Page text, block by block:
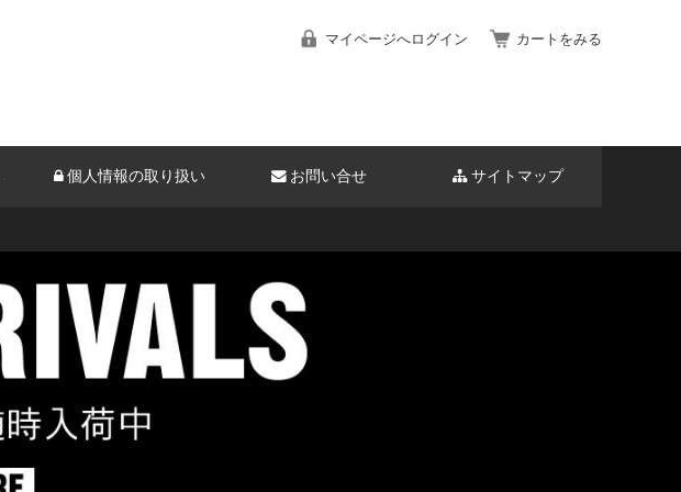
マイページへログイン カートをみる
個人情報の取り扱い お問い合せ サイトマップ